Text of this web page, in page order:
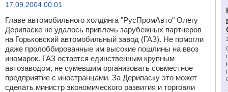
17.09.2004 00:01
Главе автомобильного холдинга "РусПромАвто" Олегу
Дерипаске не удалось привлечь зарубежных партнеров
на Горьковский автомобильный завод (ГАЗ). Не помогли
даже пролоббированные им высокие пошлины на ввоз
иномарок. ГАЗ остается единственным крупным
автозаводом, не сумевшим организовать совместное
предприятие с иностранцами. За Дерипаску это может
сделать министр экономического развития и торговли